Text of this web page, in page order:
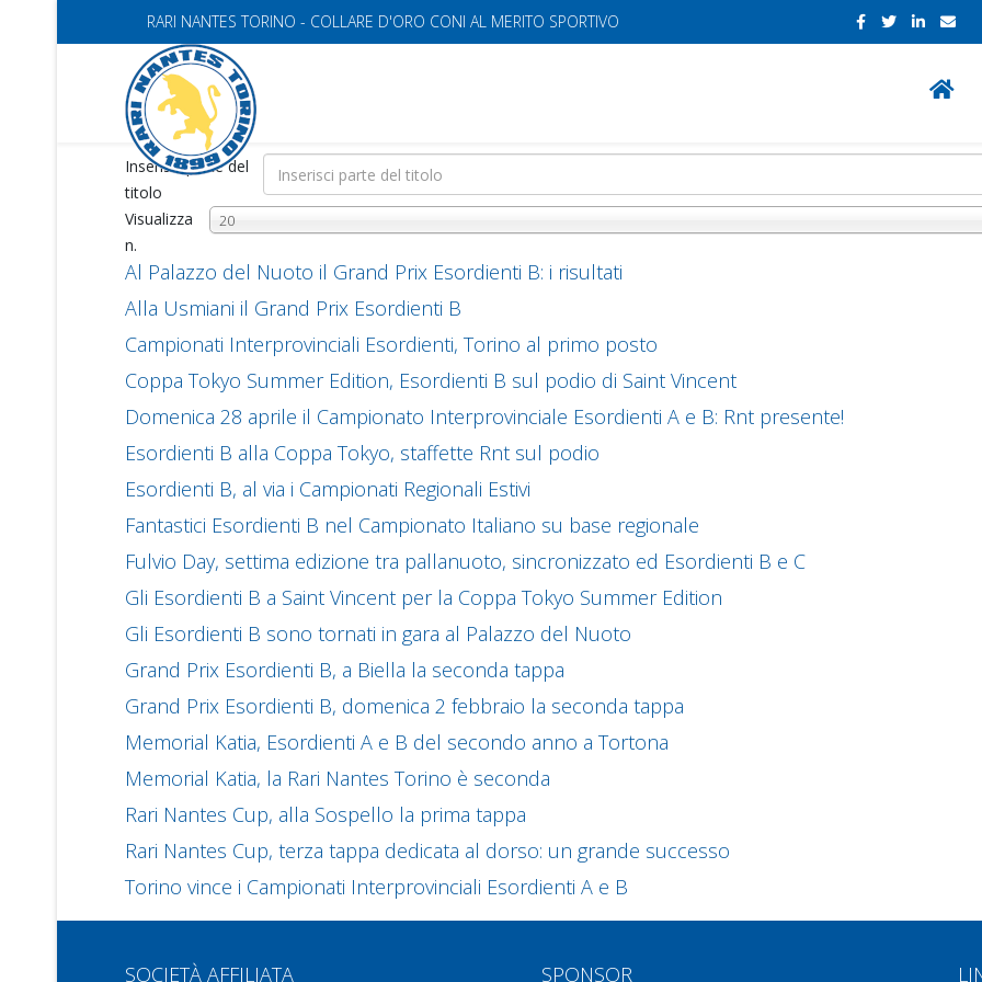
RARI NANTES TORINO - COLLARE D'ORO CONI AL MERITO SPORTIVO
Inserisci parte del
titolo
Visualizza
n.
20
Al Palazzo del Nuoto il Grand Prix Esordienti B: i risultati
Alla Usmiani il Grand Prix Esordienti B
Campionati Interprovinciali Esordienti, Torino al primo posto
Coppa Tokyo Summer Edition, Esordienti B sul podio di Saint Vincent
Domenica 28 aprile il Campionato Interprovinciale Esordienti A e B: Rnt presente!
Esordienti B alla Coppa Tokyo, staffette Rnt sul podio
Esordienti B, al via i Campionati Regionali Estivi
Fantastici Esordienti B nel Campionato Italiano su base regionale
Fulvio Day, settima edizione tra pallanuoto, sincronizzato ed Esordienti B e C
Gli Esordienti B a Saint Vincent per la Coppa Tokyo Summer Edition
Gli Esordienti B sono tornati in gara al Palazzo del Nuoto
Grand Prix Esordienti B, a Biella la seconda tappa
Grand Prix Esordienti B, domenica 2 febbraio la seconda tappa
Memorial Katia, Esordienti A e B del secondo anno a Tortona
Memorial Katia, la Rari Nantes Torino è seconda
Rari Nantes Cup, alla Sospello la prima tappa
Rari Nantes Cup, terza tappa dedicata al dorso: un grande successo
Torino vince i Campionati Interprovinciali Esordienti A e B
SOCIETÀ AFFILIATA SPONSOR